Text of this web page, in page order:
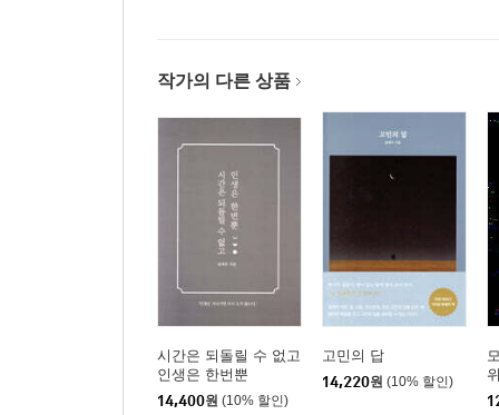
작가의 다른 상품
시간은 되돌릴 수 없고
인생은 한번뿐
14,400원 (10% 할인)
고민의 답
14,220원 (10% 할인)